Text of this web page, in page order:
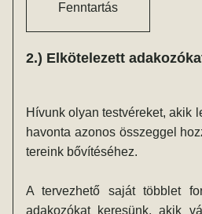
Fenntartás
2.) Elkötelezett
Hívunk olyan testvéreket, akik
havonta azonos összeggel
tereink bővítéséhez.
A tervezhető saját többlet
adakozókat keresünk, akik